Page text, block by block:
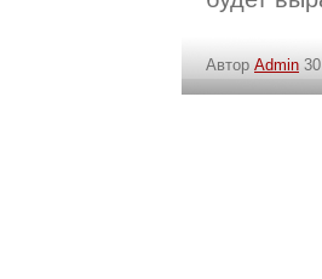
Автор Admin